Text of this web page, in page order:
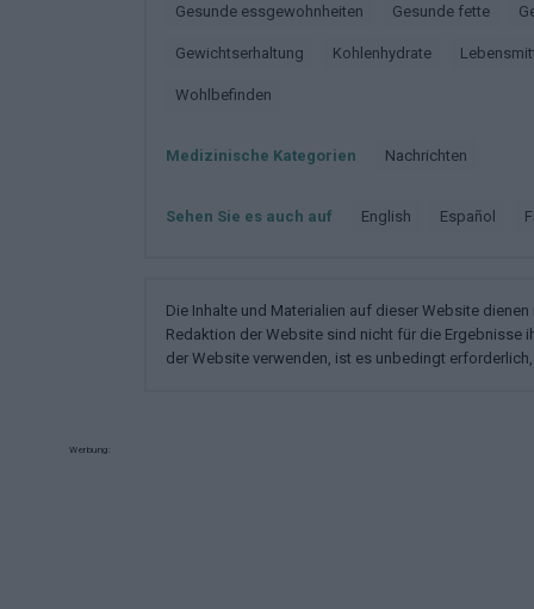
Gesunde essgewohnheiten Gesunde fette
Gewichtserhaltung Kohlenhydrate
Wohlbefinden
Medizinische Kategorien Nachrichten
Sehen Sie es auch auf english español
Die Inhalte und Materialien auf dieser Website
Redaktion der Website sind nicht für die Ergebnisse
der Website verwenden, ist es unbedingt
Werbung: